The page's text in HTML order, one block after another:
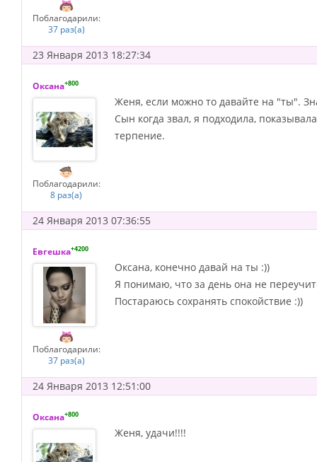
Поблагодарили:
37 раз(а)
23 Января 2013 18:27:34
Оксана+800
Поблагодарили:
8 раз(а)
Женя, если можно то давайте на "ты".
Сын когда звал, я подходила,
терпение.
24 Января 2013 07:36:55
Евгешка+4200
Поблагодарили:
37 раз(а)
Оксана, конечно давай на ты :))
Я понимаю, что за день она не
Постараюсь сохранять спокойствие :))
24 Января 2013 12:51:00
Оксана+800
Женя, удачи!!!!